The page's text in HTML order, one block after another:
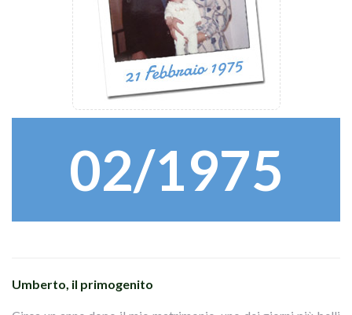
02/1975
Umberto, il primogenito